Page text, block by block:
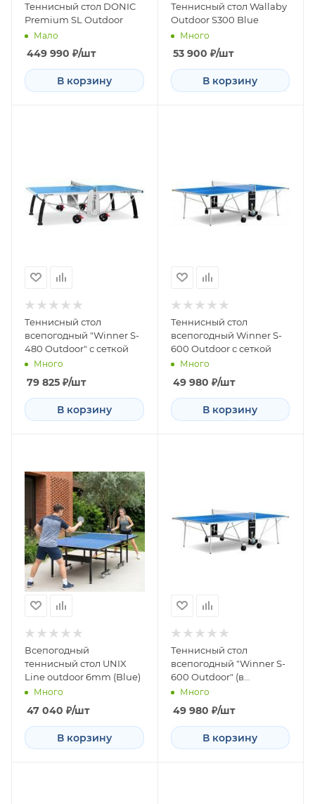
Теннисный стол DONIC
Premium SL Outdoor
Мало
449 990 ₽/шт
В корзину
Теннисный стол Wallaby
Outdoor S300 Blue
Много
53 900 ₽/шт
В корзину
Теннисный стол
всепогодный "Winner S-
480 Outdoor" с сеткой
Много
79 825 ₽/шт
В корзину
Теннисный стол
всепогодный Winner S-
600 Outdoor с сеткой
Много
49 980 ₽/шт
В корзину
Всепогодный
теннисный стол UNIX
Line outdoor 6mm (Blue)
Много
47 040 ₽/шт
В корзину
Теннисный стол
всепогодный "Winner S-
600 Outdoor" (в
комплекте сетка, 2
ракетки, 3 шарика)
Много
49 980 ₽/шт
В корзину